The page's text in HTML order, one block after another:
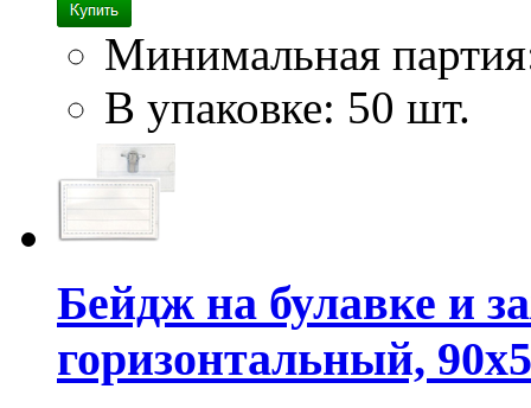
Минимальная
В упаковке: 50 шт.
Бейдж на булавке и
горизонтальный,